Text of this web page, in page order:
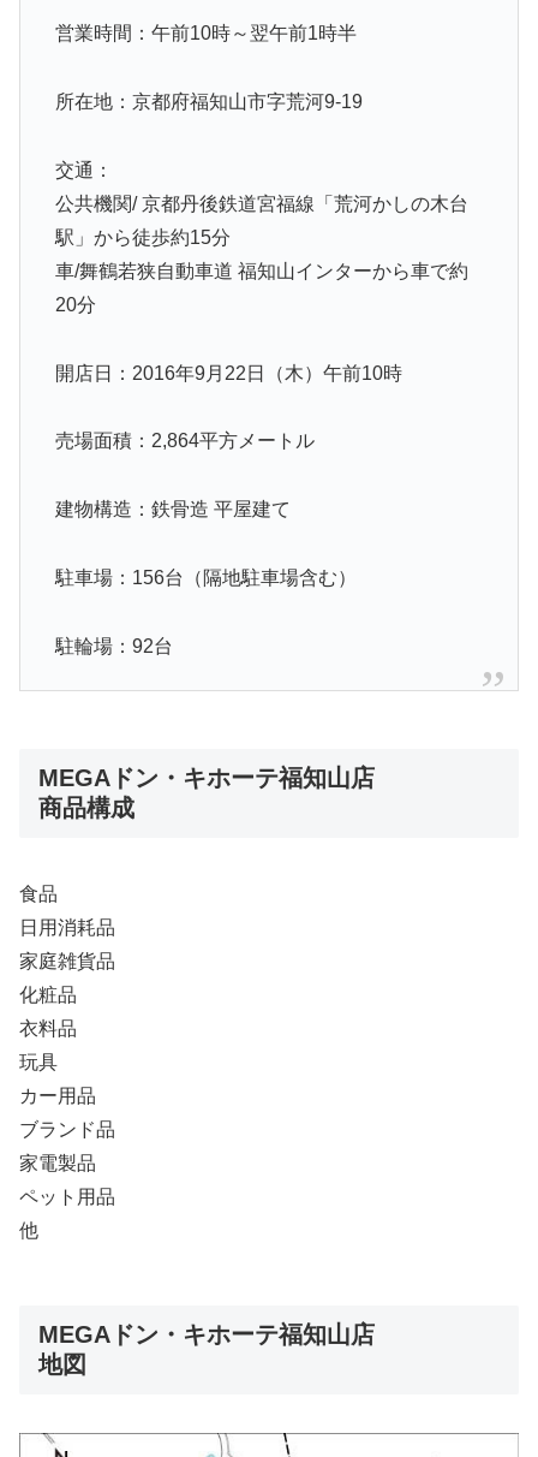
営業時間：午前10時～翌午前1時半
所在地：京都府福知山市字荒河9-19
交通：
公共機関/ 京都丹後鉄道宮福線「荒河かしの木台
駅」から徒歩約15分
車/舞鶴若狭自動車道 福知山インターから車で約
20分
開店日：2016年9月22日（木）午前10時
売場面積：2,864平方メートル
建物構造：鉄骨造 平屋建て
駐車場：156台（隔地駐車場含む）
駐輪場：92台
MEGAドン・キホーテ福知山店
商品構成
食品
日用消耗品
家庭雑貨品
化粧品
衣料品
玩具
カー用品
ブランド品
家電製品
ペット用品
他
MEGAドン・キホーテ福知山店
地図